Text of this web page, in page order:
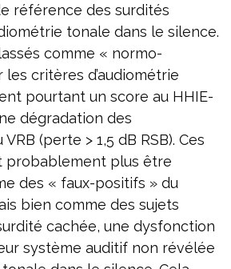
référence des surdités
tonale dans le silence.
comme « normo-
critères d’audiométrie
pourtant un score au HHIE-
dégradation des
(perte > 1,5 dB RSB). Ces
probablement plus être
des « faux-positifs » du
bien comme des sujets
cachée, une dysfonction
système auditif non révélée